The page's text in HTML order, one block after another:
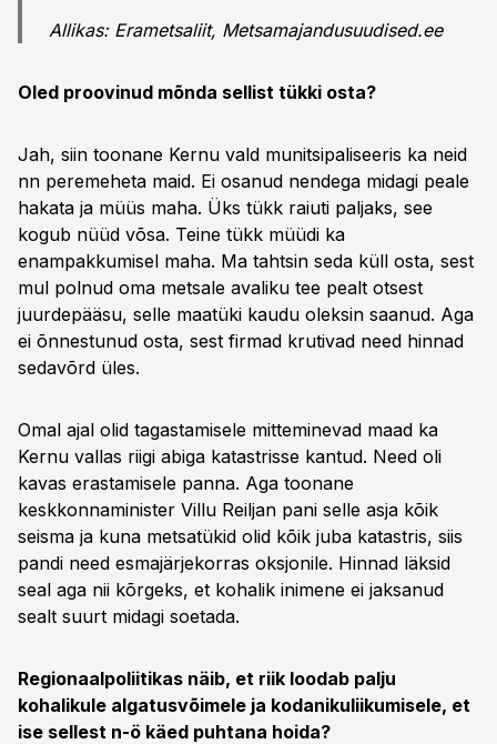
Allikas: Erametsaliit, Metsamajandusuudised.ee
Oled proovinud mõnda sellist tükki osta?
Jah, siin toonane Kernu vald munitsipaliseeris ka neid
nn peremeheta maid. Ei osanud nendega midagi peale
hakata ja müüs maha. Üks tükk raiuti paljaks, see
kogub nüüd võsa. Teine tükk müüdi ka
enampakkumisel maha. Ma tahtsin seda küll osta, sest
mul polnud oma metsale avaliku tee pealt otsest
juurdepääsu, selle maatüki kaudu oleksin saanud. Aga
ei õnnestunud osta, sest firmad krutivad need hinnad
sedavõrd üles.
Omal ajal olid tagastamisele mitteminevad maad ka
Kernu vallas riigi abiga katastrisse kantud. Need oli
kavas erastamisele panna. Aga toonane
keskkonnaminister Villu Reiljan pani selle asja kõik
seisma ja kuna metsatükid olid kõik juba katastris, siis
pandi need esmajärjekorras oksjonile. Hinnad läksid
seal aga nii kõrgeks, et kohalik inimene ei jaksanud
sealt suurt midagi soetada.
Regionaalpoliitikas näib, et riik loodab palju
kohalikule algatusvõimele ja kodanikuliikumisele, et
ise sellest n-ö käed puhtana hoida?